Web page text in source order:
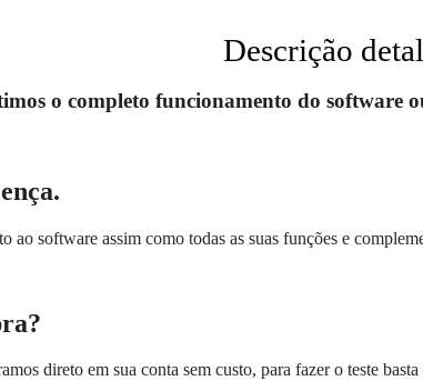
Descrição
o completo funcionamento do software
ao software assim como todas as suas funções e
direto em sua conta sem custo, para fazer o teste